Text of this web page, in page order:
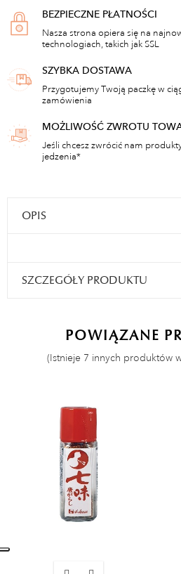
BEZPIECZNE PŁATNOŚCI
Nasza strona opiera się na
technologiach, takich jak SSL
SZYBKA DOSTAWA
Przygotujemy Twoją paczkę w
zamówienia
MOŻLIWOŚĆ ZWROTU
Jeśli chcesz zwrócić nam
jedzenia*
OPIS
SZCZEGÓŁY PRODUKTU
POWIĄZANE
(Istnieje 7 innych produktów